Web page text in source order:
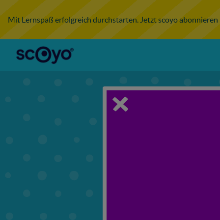
Mit Lernspaß erfolgreich durchstarten. Jetzt scoyo